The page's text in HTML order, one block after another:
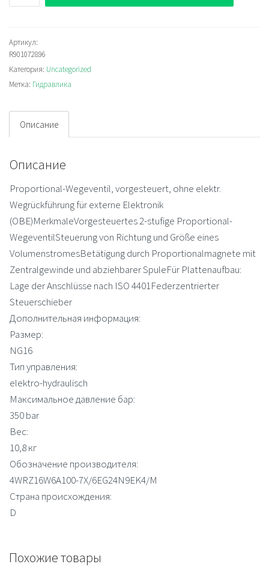
Rexroth
4WRZ16W6A100-
7X/6EG24N9EK4/M
Пропорциональный
распределитель
Артикул:
R901072896
Категория: Uncategorized
Метка: Гидравлика
Описание
Описание
Proportional-Wegeventil, vorgesteuert, ohne elektr.
Wegrückführung für externe Elektronik
(OBE)MerkmaleVorgesteuertes 2-stufige Proportional-
WegeventilSteuerung von Richtung und Größe eines
VolumenstromesBetätigung durch Proportionalmagnete mit
Zentralgewinde und abziehbarer SpuleFür Plattenaufbau:
Lage der Anschlüsse nach ISO 4401Federzentrierter
Steuerschieber
Дополнительная информация:
Размер:
NG16
Тип управления:
elektro-hydraulisch
Максимальное давление бар:
350 bar
Вес:
10,8 кг
Обозначение производителя:
4WRZ16W6A100-7X/6EG24N9EK4/M
Страна происхождения:
D
Похожие товары